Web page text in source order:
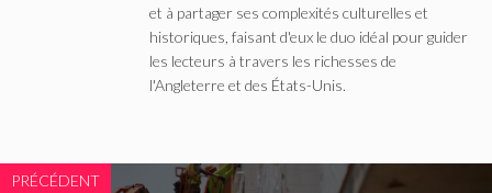
et à partager ses complexités culturelles et
historiques, faisant d'eux le duo idéal pour guider
les lecteurs à travers les richesses de
l'Angleterre et des États-Unis.
PRÉCÉDENT